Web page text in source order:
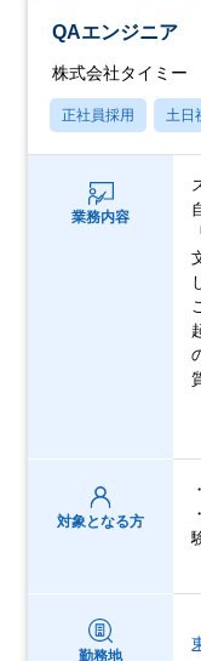
QAエンジニア
株式会社タイミー
正社員採用 土日
業務内容
対象となる方
勤務地